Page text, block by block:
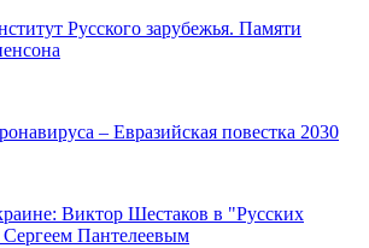
Русского зарубежья. Памяти
– Евразийская повестка 2030
Виктор Шестаков в "Русских
Сергеем Пантелеевым